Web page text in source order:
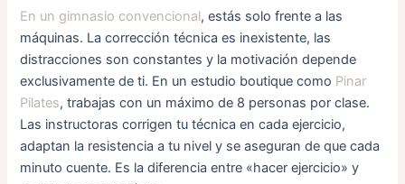
En un gimnasio convencional, estás solo frente a las
máquinas. La corrección técnica es inexistente, las
distracciones son constantes y la motivación depende
exclusivamente de ti. En un estudio boutique como Pinar
Pilates, trabajas con un máximo de 8 personas por clase.
Las instructoras corrigen tu técnica en cada ejercicio,
adaptan la resistencia a tu nivel y se aseguran de que cada
minuto cuente. Es la diferencia entre «hacer ejercicio» y